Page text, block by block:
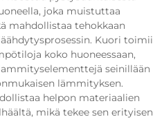
joka muistuttaa
mahdollistaa tehokkaan
Kuori toimii
koko huoneessaan,
seinillään
lämmityksen.
helpon materiaalien
mikä tekee sen erityisen